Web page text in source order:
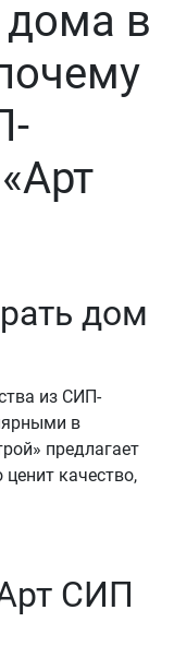
дома в
дом
из СИП-
в
предлагает
качество,
СИП